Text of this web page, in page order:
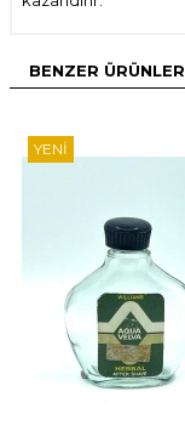
BENZER ÜRÜNLER
YENI